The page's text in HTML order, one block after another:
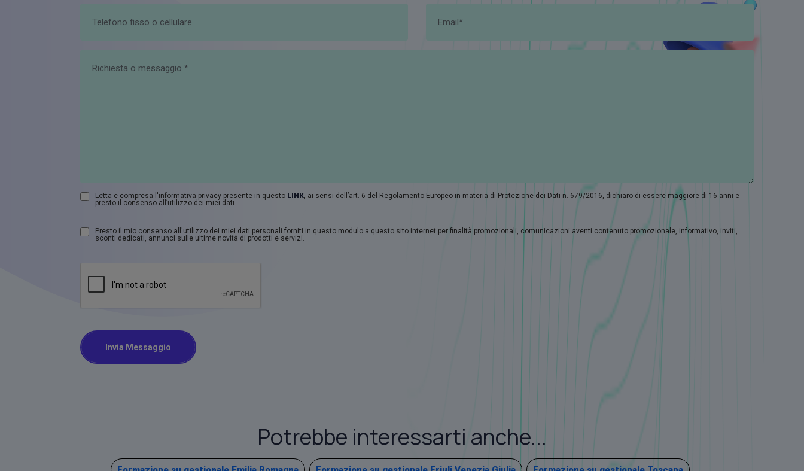
Letta e compresa l'informativa privacy presente in questo LINK, ai sensi dell’art. 6 del Regolamento Europeo in materia di Protezione dei Dati n. 679/2016, dichiaro di essere maggiore di 16 anni e
presto il consenso all’utilizzo dei miei dati.
Presto il mio consenso all'utilizzo dei miei dati personali forniti in questo modulo a questo sito internet per finalità promozionali, comunicazioni aventi contenuto promozionale, informativo, inviti,
sconti dedicati, annunci sulle ultime novità di prodotti e servizi.
Invia Messaggio
Potrebbe interessarti anche...